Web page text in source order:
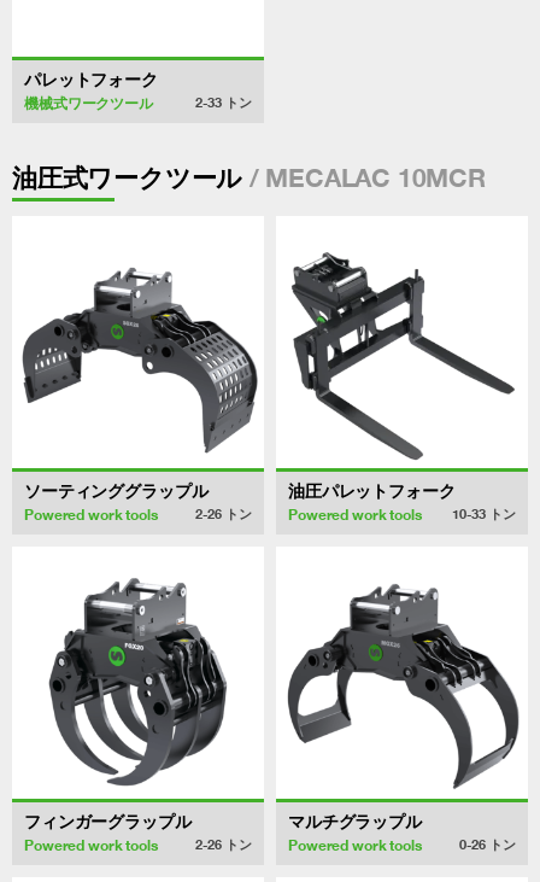
パレットフォーク
機械式ワークツール 2-33 トン
油圧式ワークツール / MECALAC 10MCR
ソーティンググラップル
Powered work tools 2-26 トン
油圧パレットフォーク
Powered work tools 10-33 トン
フィンガーグラップル
Powered work tools 2-26 トン
マルチグラップル
Powered work tools 0-26 トン